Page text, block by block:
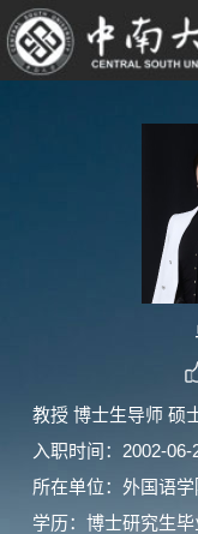
教授 博士生导师 硕
入职时间：2002-06-
所在单位：外国语学
学历：博士研究生毕